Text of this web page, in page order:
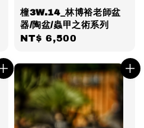
橦3W.14_林博裕老師盆
器/陶盆/蟲甲之術系列
Regular
NT$ 6,500